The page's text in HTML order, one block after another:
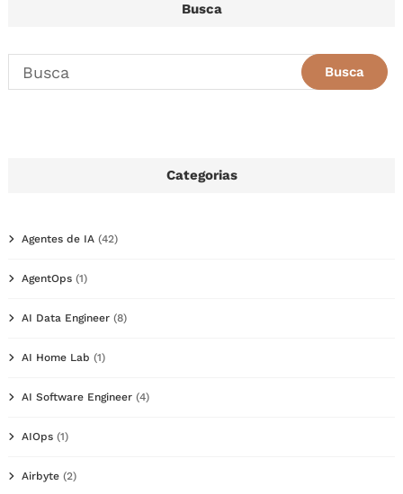
Busca
Categorias
Agentes de IA (42)
AgentOps (1)
AI Data Engineer (8)
AI Home Lab (1)
AI Software Engineer (4)
AIOps (1)
Airbyte (2)